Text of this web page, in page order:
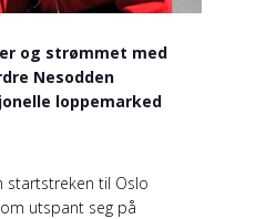
og strømmet med
Nesodden
loppemarked
til Oslo
utspant seg på